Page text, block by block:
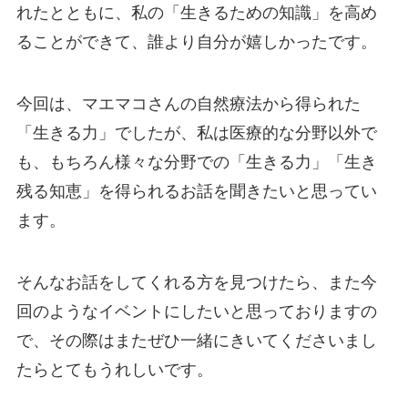
れたとともに、私の「生きるための知識」を高め
ることができて、誰より自分が嬉しかったです。
今回は、マエマコさんの自然療法から得られた
「生きる力」でしたが、私は医療的な分野以外で
も、もちろん様々な分野での「生きる力」「生き
残る知恵」を得られるお話を聞きたいと思ってい
ます。
そんなお話をしてくれる方を見つけたら、また今
回のようなイベントにしたいと思っておりますの
で、その際はまたぜひ一緒にきいてくださいまし
たらとてもうれしいです。